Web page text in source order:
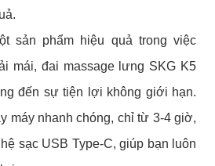
sản phẩm hiệu quả trong việc
mái, đai massage lưng SKG K5
đến sự tiện lợi không giới hạn.
máy nhanh chóng, chỉ từ 3-4 giờ,
sạc USB Type-C, giúp bạn luôn